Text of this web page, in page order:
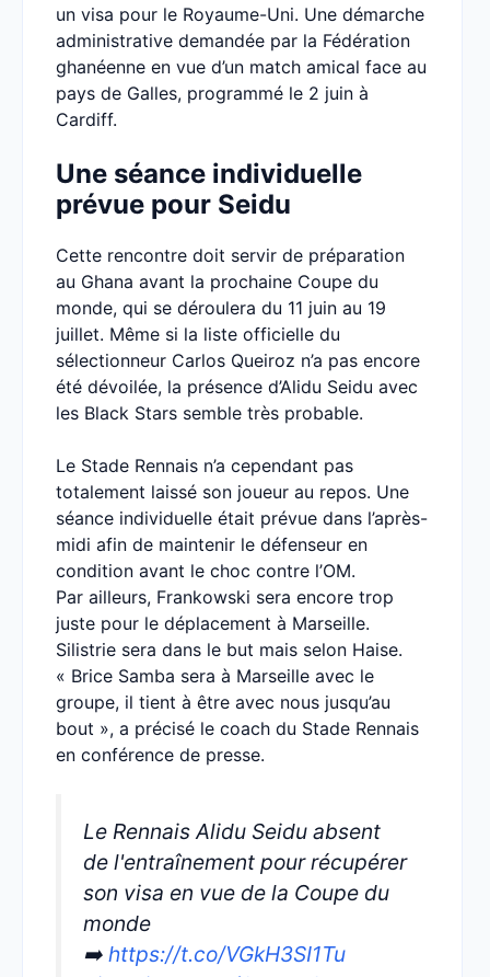
un visa pour le Royaume-Uni. Une démarche
administrative demandée par la Fédération
ghanéenne en vue d’un match amical face au
pays de Galles, programmé le 2 juin à
Cardiff.
Une séance individuelle
prévue pour Seidu
Cette rencontre doit servir de préparation
au Ghana avant la prochaine Coupe du
monde, qui se déroulera du 11 juin au 19
juillet. Même si la liste officielle du
sélectionneur Carlos Queiroz n’a pas encore
été dévoilée, la présence d’Alidu Seidu avec
les Black Stars semble très probable.
Le Stade Rennais n’a cependant pas
totalement laissé son joueur au repos. Une
séance individuelle était prévue dans l’après-
midi afin de maintenir le défenseur en
condition avant le choc contre l’OM.
Par ailleurs, Frankowski sera encore trop
juste pour le déplacement à Marseille.
Silistrie sera dans le but mais selon Haise.
« Brice Samba sera à Marseille avec le
groupe, il tient à être avec nous jusqu’au
bout », a précisé le coach du Stade Rennais
en conférence de presse.
Le Rennais Alidu Seidu absent
de l'entraînement pour récupérer
son visa en vue de la Coupe du
monde
➡️ https://t.co/VGkH3SI1Tu